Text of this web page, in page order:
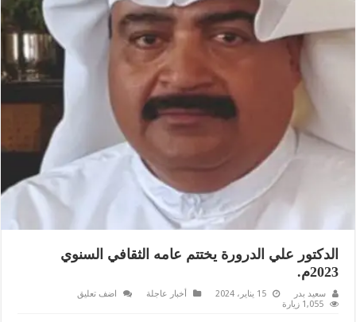
الدكتور علي الدرورة يختتم عامه الثقافي السنوي
2023م.
سعيد بدر 15 يناير، 2024 أخبار عاجلة
اضف تعليق
1,055 زيارة